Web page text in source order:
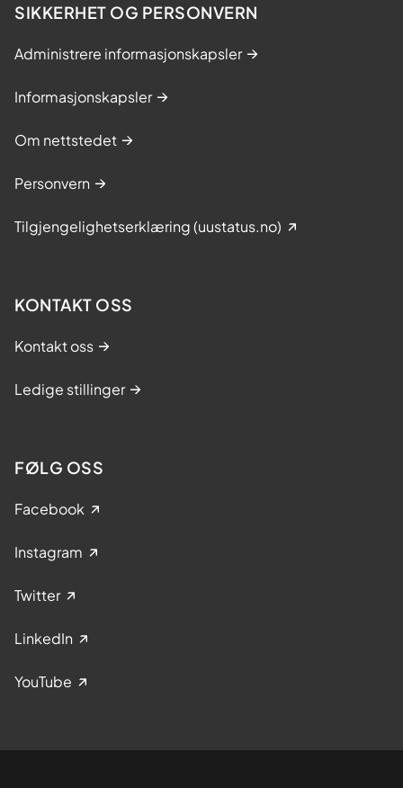
SIKKERHET OG PERSONVERN
Administrere informasjonskapsler
Informasjonskapsler
Om nettstedet
Personvern
Tilgjengelighetserklæring (uustatus.no)
KONTAKT OSS
Kontakt oss
Ledige stillinger
FØLG OSS
Facebook
Instagram
Twitter
LinkedIn
YouTube